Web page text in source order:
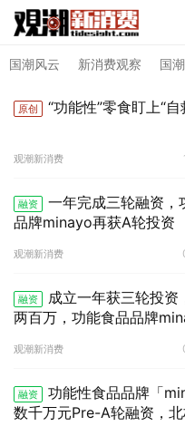
国潮风云 新消费观察 国
原创 “功能性”零食盯上“自
观潮新消费
融资
一年完成三轮融资，
品牌minayo再获A轮投资
观潮新消费
融资
成立一年获三轮投资
两百万，功能食品品牌
观潮新消费
融资
功能性食品品牌「
数千万元Pre-A轮融资，北